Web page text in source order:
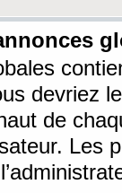
devriez
de
Les